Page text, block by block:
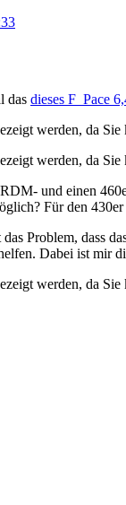
das dieses F_Pace
werden, da
werden, da
und einen
Für den
Problem, dass
Dabei ist mir
werden, da